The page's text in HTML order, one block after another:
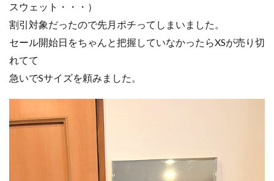
スウェット・・・）
割引対象だったので先月ポチってしまいました。
セール開始日をちゃんと把握していなかったらXSが売り切
れてて
急いでSサイズを頼みました。